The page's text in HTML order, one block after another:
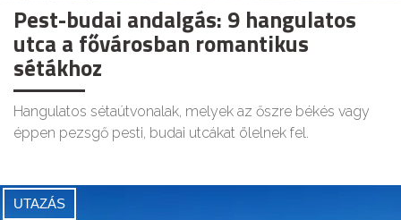
Pest-budai andalgás: 9 hangulatos
utca a fővárosban romantikus
sétákhoz
Hangulatos sétaútvonalak, melyek az őszre békés vagy
éppen pezsgő pesti, budai utcákat ölelnek fel.
UTAZÁS